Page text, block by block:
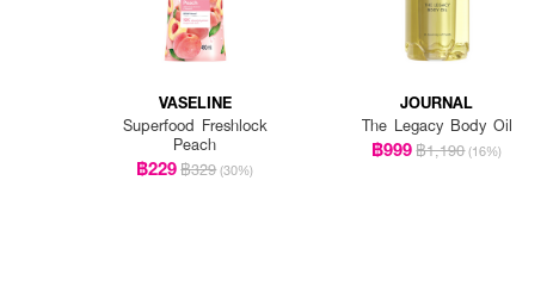
VASELINE
Superfood Freshlock
Peach
฿229฿329 (30%)
JOURNAL
The Legacy Body Oil
฿999฿1,190 (16%)